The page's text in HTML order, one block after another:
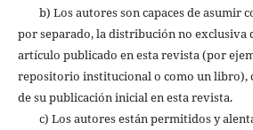
b) Los autores son capaces de asumir
por separado, la distribución no exclusiva
artículo publicado en esta revista (por
repositorio institucional o como un libro),
de su publicación inicial en esta revista.
c) Los autores están permitidos y